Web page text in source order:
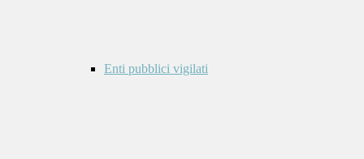
Enti pubblici vigilati